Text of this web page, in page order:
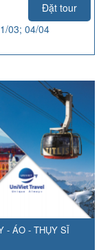
Đặt tour
03; 04/04
- ÁO - THỤY SĨ